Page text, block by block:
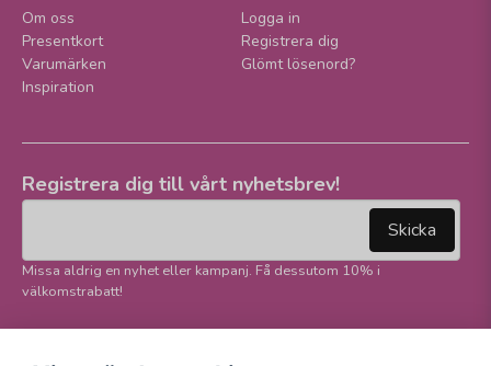
Om oss
Presentkort
Varumärken
Inspiration
Logga in
Registrera dig
Glömt lösenord?
Registrera dig till vårt nyhetsbrev!
Skicka
Missa aldrig en nyhet eller kampanj. Få dessutom 10% i
välkomstrabatt!